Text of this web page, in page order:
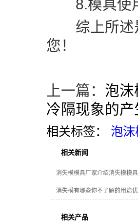
8.模具使用
综上所述是
您！
上一篇： 泡沫
冷隔现象的产
相关标签： 泡
相关新闻
消失模模具厂家介绍消失模模
消失模有哪些你不了解的用途
相关产品